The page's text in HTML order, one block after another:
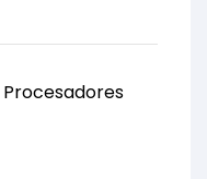
Procesadores